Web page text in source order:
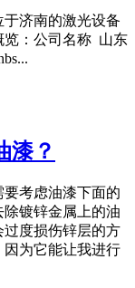
济南的激光设备
览：公司名称 山东
漆？
考虑油漆下面的
镀锌金属上的油
度损伤锌层的方
为它能让我进行